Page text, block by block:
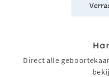
Direct alle